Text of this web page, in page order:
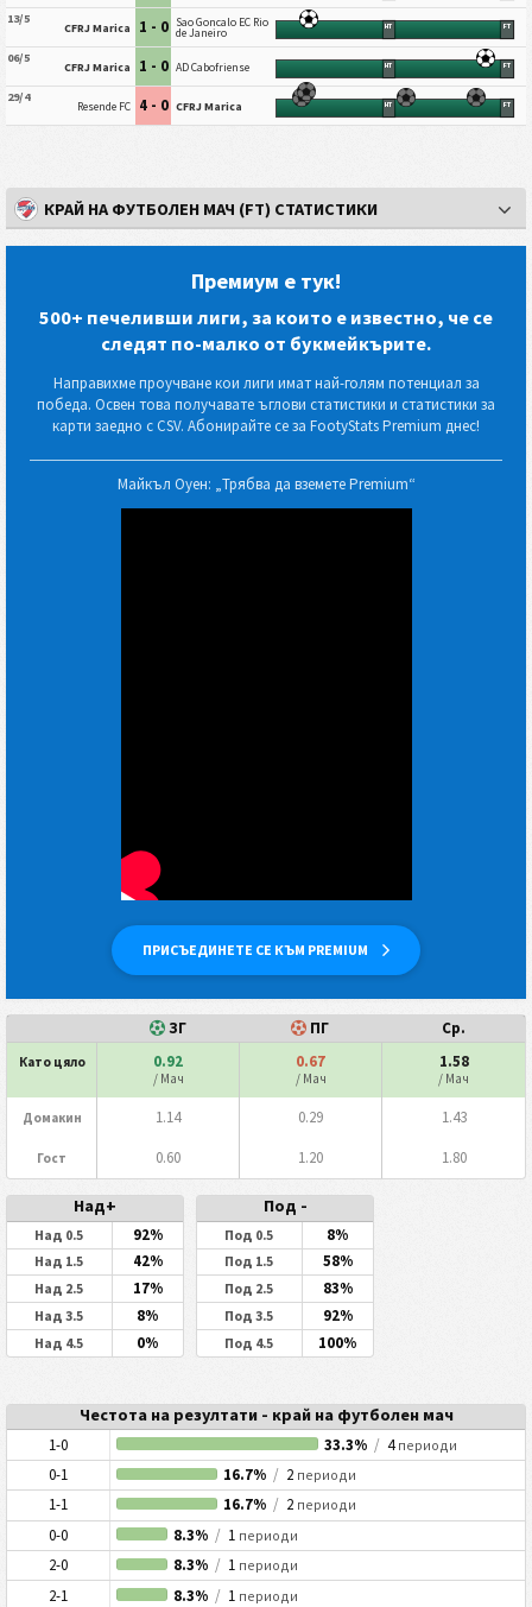
13/5
CFRJ Marica 1 - 0 Sao Goncalo EC Rio
de Janeiro HT FT
06/5
CFRJ Marica 1 - 0 AD Cabofriense HT FT
29/4
Resende FC 4 - 0 CFRJ Marica HT FT
КРАЙ НА ФУТБОЛЕН МАЧ (FT) СТАТИСТИКИ
Премиум е тук!
500+ печеливши лиги, за които е известно, че се
следят по-малко от букмейкърите.
Направихме проучване кои лиги имат най-голям потенциал за
победа. Освен това получавате ъглови статистики и статистики за
карти заедно с CSV. Абонирайте се за FootyStats Premium днес!
ПРИСЪЕДИНЕТЕ СЕ КЪМ PREMIUM
Майкъл Оуен: „Трябва да вземете Premium“
ЗГ ПГ Ср.
Като цяло 0.92
/ Мач
0.67
/ Мач
1.58
/ Мач
Домакин 1.14 0.29 1.43
Гост 0.60 1.20 1.80
Над+
Над 0.5 92%
Над 1.5 42%
Над 2.5 17%
Над 3.5 8%
Над 4.5 0%
Под -
Под 0.5 8%
Под 1.5 58%
Под 2.5 83%
Под 3.5 92%
Под 4.5 100%
Честота на резултати - край на футболен мач
1-0 33.3% /4 периоди
0-1 16.7% / 2 периоди
1-1 16.7% / 2 периоди
0-0 8.3% /1 периоди
2-0 8.3% /1 периоди
2-1 8.3% /1 периоди